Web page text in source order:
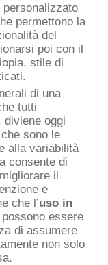
permettono la
del
poi con il
stile di
di una
tutti
diviene oggi
sono le
alla variabilità
consente di
il
e
che l’uso in
possono essere
di assumere
non solo